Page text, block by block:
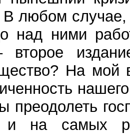
В любом
над ними
На мой
преодолеть
и на самых